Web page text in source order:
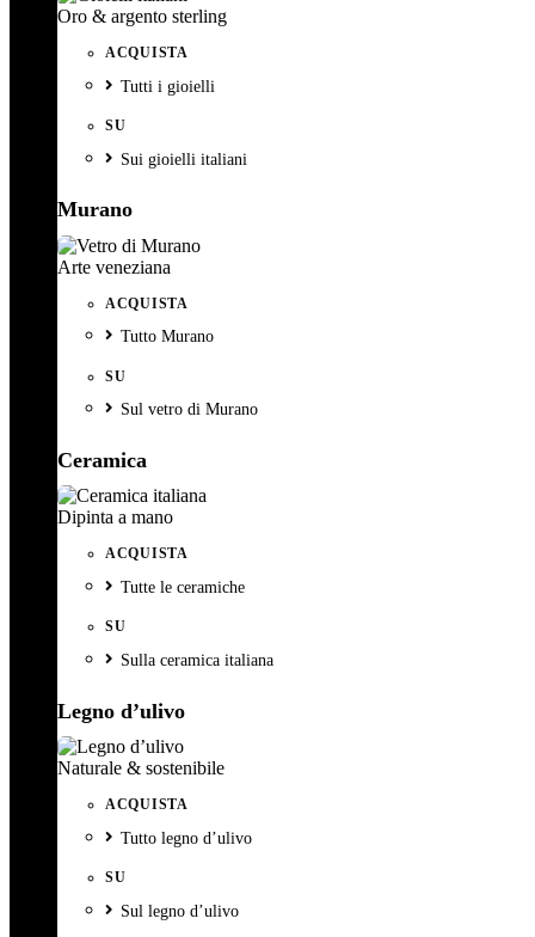
Oro & argento sterling
ACQUISTA
Tutti i gioielli
SU
Sui gioielli italiani
Murano
Arte veneziana
ACQUISTA
Tutto Murano
SU
Sul vetro di Murano
Ceramica
Dipinta a mano
ACQUISTA
Tutte le ceramiche
SU
Sulla ceramica italiana
Legno d’ulivo
Naturale & sostenibile
ACQUISTA
Tutto legno d’ulivo
SU
Sul legno d’ulivo